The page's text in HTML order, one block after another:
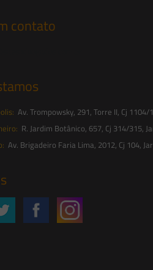
contato
Av. Trompowsky, 291, Torre II, Cj
R. Jardim Botânico, 657, Cj 314/315,
Av. Brigadeiro Faria Lima, 2012, Cj 104,